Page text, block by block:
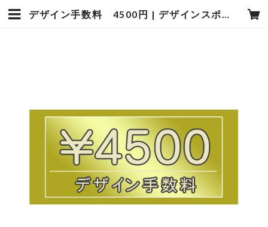
デザイン手数料 4500円 | デザインスポーツフォトタカギ